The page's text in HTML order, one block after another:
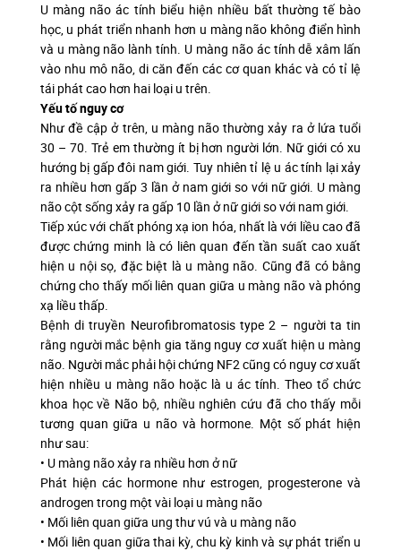
U màng não ác tính biểu hiện nhiều bất thường tế bào
học, u phát triển nhanh hơn u màng não không điển hình
và u màng não lành tính. U màng não ác tính dễ xâm lấn
vào nhu mô não, di căn đến các cơ quan khác và có tỉ lệ
tái phát cao hơn hai loại u trên.
Yếu tố nguy cơ
Như đề cập ở trên, u màng não thường xảy ra ở lứa tuổi
30 – 70. Trẻ em thường ít bị hơn người lớn. Nữ giới có xu
hướng bị gấp đôi nam giới. Tuy nhiên tỉ lệ u ác tính lại xảy
ra nhiều hơn gấp 3 lần ở nam giới so với nữ giới. U màng
não cột sống xảy ra gấp 10 lần ở nữ giới so với nam giới.
Tiếp xúc với chất phóng xạ ion hóa, nhất là với liều cao đã
được chứng minh là có liên quan đến tần suất cao xuất
hiện u nội sọ, đặc biệt là u màng não. Cũng đã có bằng
chứng cho thấy mối liên quan giữa u màng não và phóng
xạ liều thấp.
Bệnh di truyền Neurofibromatosis type 2 – người ta tin
rằng người mắc bệnh gia tăng nguy cơ xuất hiện u màng
não. Người mắc phải hội chứng NF2 cũng có nguy cơ xuất
hiện nhiều u màng não hoặc là u ác tính. Theo tổ chức
khoa học về Não bộ, nhiều nghiên cứu đã cho thấy mỗi
tương quan giữa u não và hormone. Một số phát hiện
như sau:
• U màng não xảy ra nhiều hơn ở nữ
Phát hiện các hormone như estrogen, progesterone và
androgen trong một vài loại u màng não
• Mối liên quan giữa ung thư vú và u màng não
• Mối liên quan giữa thai kỳ, chu kỳ kinh và sự phát triển u